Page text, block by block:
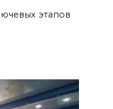
этапов